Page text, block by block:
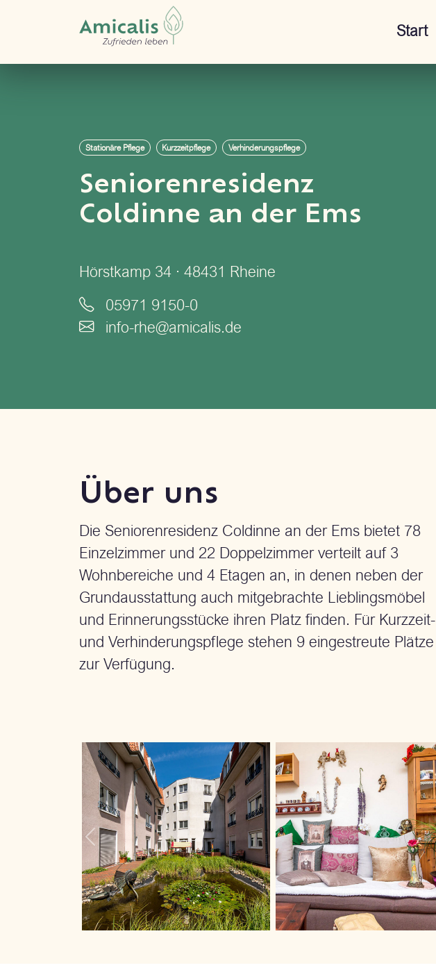
Start
Stationäre Pflege Kurzzeitpflege Verhinderungspflege
Seniorenresidenz
Coldinne an der Ems
Hörstkamp 34 · 48431 Rheine
05971 9150-0
info-rhe@amicalis.de
Über uns
Die Seniorenresidenz Coldinne an der Ems bietet 78
Einzelzimmer und 22 Doppelzimmer verteilt auf 3
Wohnbereiche und 4 Etagen an, in denen neben der
Grundausstattung auch mitgebrachte Lieblingsmöbel
und Erinnerungsstücke ihren Platz finden. Für Kurzzeit-
und Verhinderungspflege stehen 9 eingestreute Plätze
zur Verfügung.